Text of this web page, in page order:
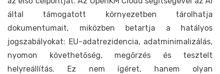
által támogatott környezetben tárolhatja
dokumentumait, miközben betartja a hatályos
jogszabályokat: EU-adatrezidencia, adatminimalizálás,
nyomon követhetőség, megőrzés és tesztelt
helyreállítás. Ez nem ígéret, hanem olyan